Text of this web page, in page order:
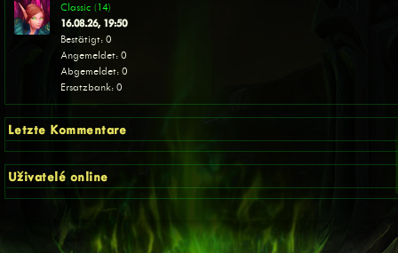
Classic (14)
16.08.26, 19:50
Bestätigt: 0
Angemeldet: 0
Abgemeldet: 0
Ersatzbank: 0
Letzte Kommentare
Uživatelé online